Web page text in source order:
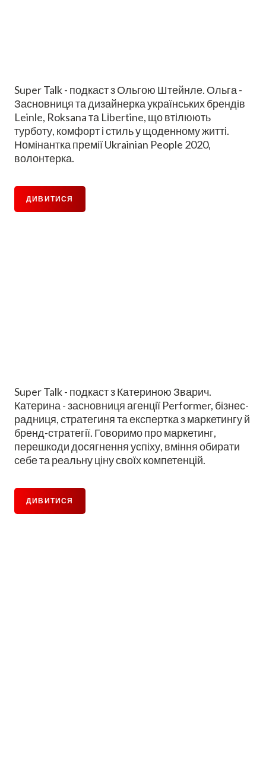
Super Talk - подкаст з Ольгою Штейнле. Ольга -
Засновниця та дизайнерка українських брендів
Leinle, Roksana та Lіbertine, що втілюють
турботу, комфорт і стиль у щоденному житті.
Номінантка премії Ukrainian People 2020,
волонтерка.
ДИВИТИСЯ
Super Talk - подкаст з Катериною Зварич.
Катерина - засновниця агенції Performer, бізнес-
радниця, стратегиня та експертка з маркетингу й
бренд-стратегії. Говоримо про маркетинг,
перешкоди досягнення успіху, вміння обирати
себе та реальну ціну своїх компетенцій.
ДИВИТИСЯ